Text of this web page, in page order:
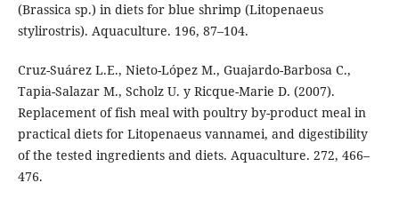
(Brassica sp.) in diets for blue shrimp (Litopenaeus
stylirostris). Aquaculture. 196, 87–104.
Cruz-Suárez L.E., Nieto-López M., Guajardo-Barbosa C.,
Tapia-Salazar M., Scholz U. y Ricque-Marie D. (2007).
Replacement of fish meal with poultry by-product meal in
practical diets for Litopenaeus vannamei, and digestibility
of the tested ingredients and diets. Aquaculture. 272, 466–
476.